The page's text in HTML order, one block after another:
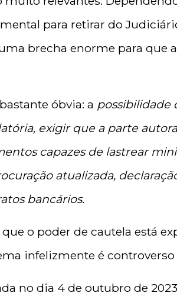
para retirar do
brecha enorme para que
óbvia: a possibilidade
exigir que a parte
capazes de lastrear
atualizada,
bancários.
o poder de cautela está
infelizmente é
no dia 4 de outubro de